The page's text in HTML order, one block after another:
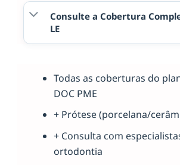
Consulte a Cobertura
LE
Todas as coberturas do
DOC PME
+ Prótese (porcelana/
+ Consulta com
ortodontia